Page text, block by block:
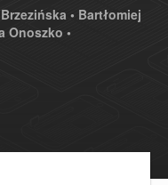
• Bartłomiej
Onoszko •